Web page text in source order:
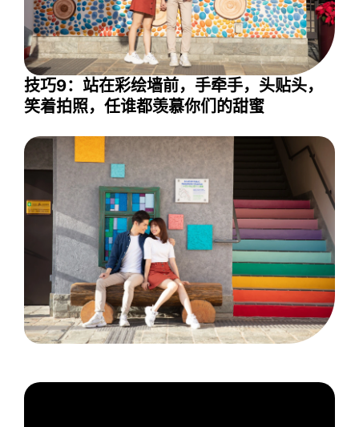
技巧9：站在彩绘墙前，手牵手，头贴头，
笑着拍照，任谁都羡慕你们的甜蜜